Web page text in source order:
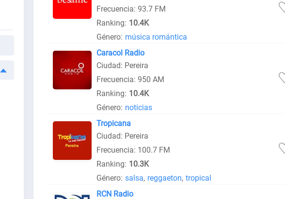
Frecuencia: 93.7 FM
Ranking: 10.4K
Género: música romántica
Caracol Radio
Ciudad: Pereira
Frecuencia: 950 AM
Ranking: 10.4K
Género: noticias
Tropicana
Ciudad: Pereira
Frecuencia: 100.7 FM
Ranking: 10.3K
Género: salsa, reggaeton, tropical
RCN Radio